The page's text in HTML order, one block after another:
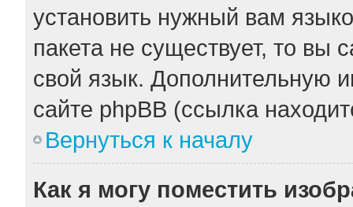
установить нужный вам
пакета не существует, то вы
свой язык. Дополнительную
сайте phpBB (ссылка
Вернуться к началу
Как я могу поместить